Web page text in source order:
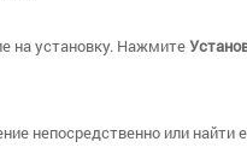
на установку. Нажмите
непосредственно или найти